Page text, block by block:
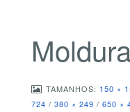
TAMANHOS: 150 ×
724 / 380 × 249 / 650 ×